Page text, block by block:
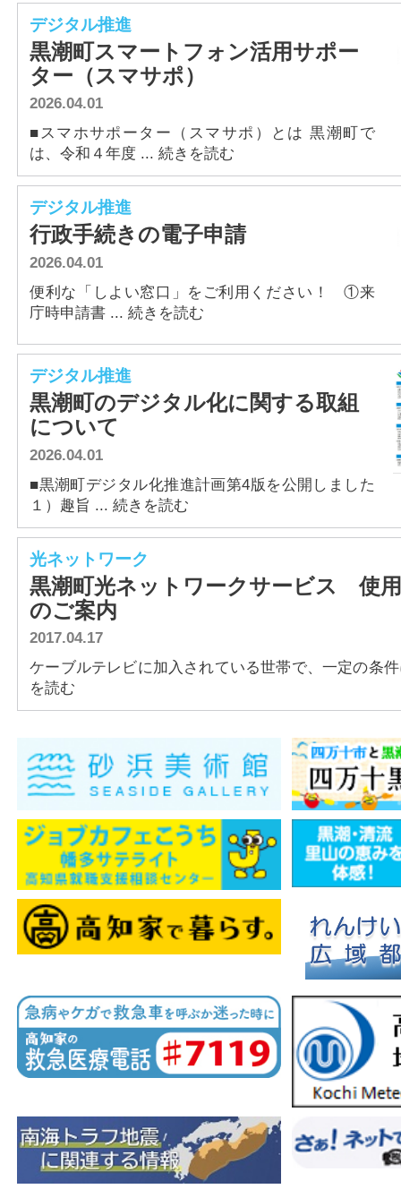
デジタル推進
黒潮町スマートフォン活用サポー
ター（スマサポ）
2026.04.01
■スマホサポーター（スマサポ）とは 黒潮町で
は、令和４年度 ... 続きを読む
デジタル推進
行政手続きの電子申請
2026.04.01
便利な「しよい窓口」をご利用ください！ ①来
庁時申請書 ... 続きを読む
デジタル推進
黒潮町のデジタル化に関する取組
について
2026.04.01
■黒潮町デジタル化推進計画第4版を公開しました
１）趣旨 ... 続きを読む
光ネットワーク
黒潮町光ネットワークサービス 使
のご案内
2017.04.17
ケーブルテレビに加入されている世帯で、一定の条
を読む